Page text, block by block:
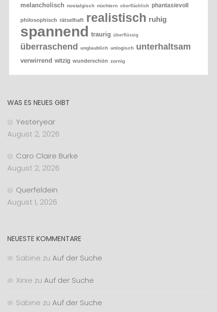
melancholisch nostalgisch nüchtern oberflächlich phantasievoll
philosophisch rätselhaft realistisch ruhig
spannend traurig überflüssig
überraschend unglaublich unlogisch unterhaltsam
verwirrend witzig wunderschön zornig
WAS ES NEUES GIBT
Yesteryear
August 2, 2026
Caro Claire Burke
August 2, 2026
Querfeldein
August 1, 2026
NEUESTE KOMMENTARE
Sabine zu Auf der Suche
Xirxe zu Auf der Suche
Sabine zu Auf der Suche